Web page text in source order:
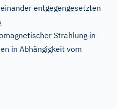
entgegengesetzten
Strahlung in
in Abhängigkeit vom